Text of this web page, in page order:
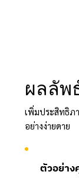
ผลลัพ
เพิ่มประสิทธิภ
อย่างง่ายดาย
ตัวอย่า